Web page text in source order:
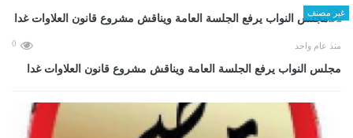
غير مصنف
منذ عام واحد 0
مجلس النواب يرفع الجلسة العامة ويناقش مشروع قانون العلاوات غدا